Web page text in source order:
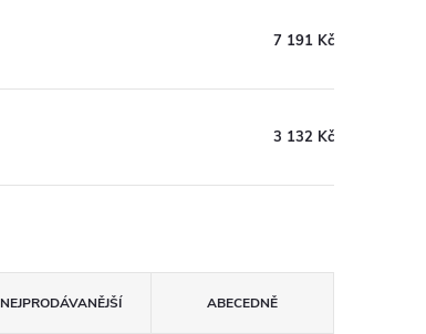
7 191 Kč
3 132 Kč
NEJPRODÁVANĚJŠÍ ABECEDNĚ